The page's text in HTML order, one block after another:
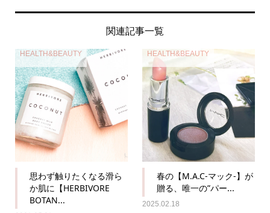
関連記事一覧
HEALTH&BEAUTY
思わず触りたくなる滑ら
か肌に【HERBIVORE
BOTAN...
HEALTH&BEAUTY
春の【M.A.C-マック-】が
贈る、唯一の”パー...
2025.02.18